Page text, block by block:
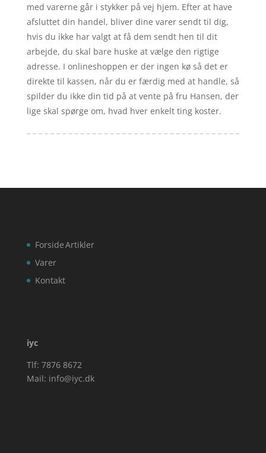
med varerne går i stykker på vej hjem. Efter at have
afsluttet din handel, bliver dine varer sendt til dig,
hvis du ikke har valgt at få dem sendt hen til dit
arbejde, du skal bare huske at vælge den rigtige
adresse. I onlineshoppen er der ingen kø så det er
direkte til kassen, når du er færdig med at handle, så
spilder du ikke din tid på at vente på fru Hansen, der
lige skal spørge om, hvad hver enkelt ting koster.
Forside
Varer
Kontakt
Artikler
iyc
Tlf: 7876 8672
Mail: info@iyc.dk